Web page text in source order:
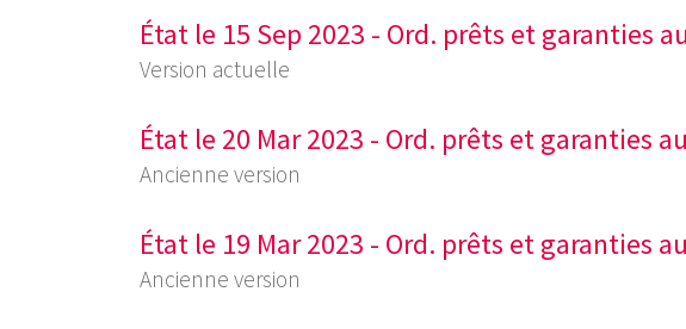
État le 15 Sep 2023 - Ord. prêts et garanties
Version actuelle
État le 20 Mar 2023 - Ord. prêts et garanties
Ancienne version
État le 19 Mar 2023 - Ord. prêts et garanties
Ancienne version